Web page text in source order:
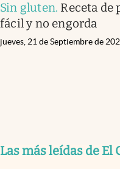
Sin gluten. Receta de
fácil y no engorda
jueves, 21 de Septiembre de
Las más leídas de El